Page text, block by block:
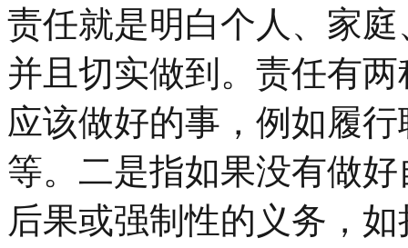
责任就是明白个人、家
并且切实做到。责任有
应该做好的事，例如履
等。二是指如果没有做
后果或强制性的义务，